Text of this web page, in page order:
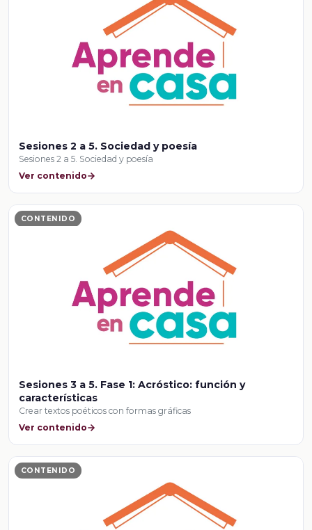
Sesiones 2 a 5. Sociedad y poesía
Sesiones 2 a 5. Sociedad y poesía
Ver contenido
CONTENIDO
Sesiones 3 a 5. Fase 1: Acróstico: función y
características
Crear textos poéticos con formas gráficas
Ver contenido
CONTENIDO